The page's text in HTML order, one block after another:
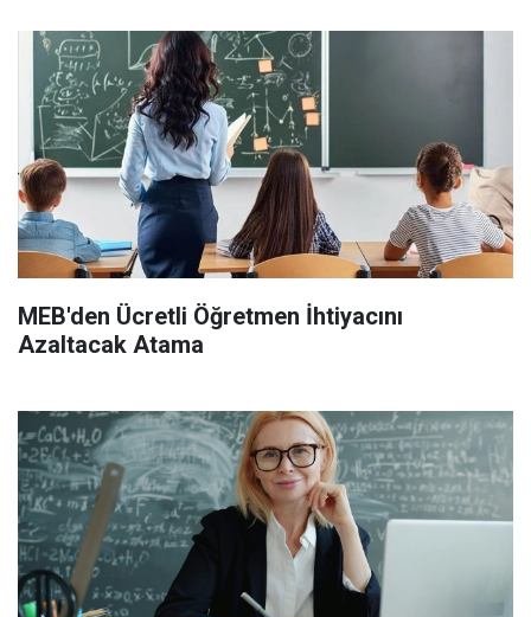
MEB'den Ücretli Öğretmen İhtiyacını
Azaltacak Atama